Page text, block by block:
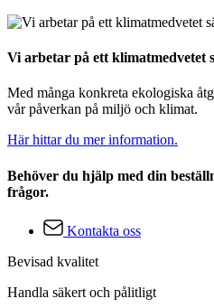
Vi arbetar på ett klimatmedvetet
Med många konkreta ekologiska
vår påverkan på miljö och klimat.
Här hittar du mer information.
Behöver du hjälp med din
frågor.
Kontakta oss
Bevisad kvalitet
Handla säkert och pålitligt